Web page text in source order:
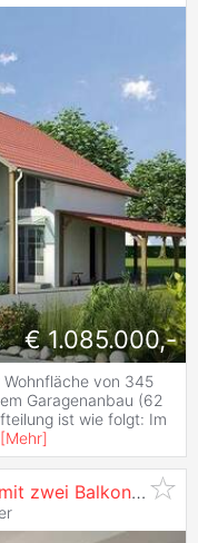
€ 1.085.000,-
Wohnfläche von 345
Garagenanbau (62
ist wie folgt: Im
[Mehr]
mit zwei Balkonen und tollem Bergblick in